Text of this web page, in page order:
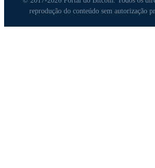
reprodução do conteúdo sem autorização